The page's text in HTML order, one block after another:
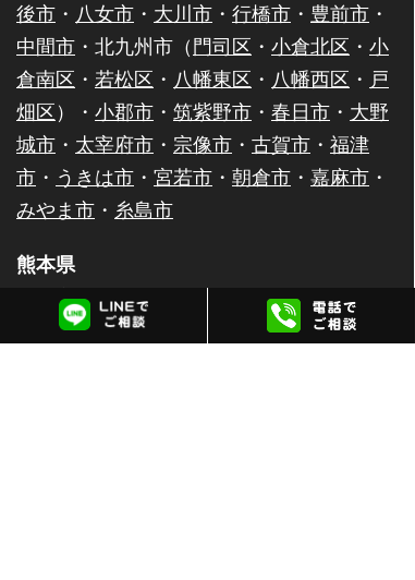
後市 ・ 八女市 ・ 大川市 ・ 行橋市 ・ 豊前市 ・
中間市 ・北九州市（門司区 ・ 小倉北区 ・ 小
倉南区 ・ 若松区 ・ 八幡東区 ・ 八幡西区 ・ 戸
畑区）・ 小郡市 ・ 筑紫野市 ・ 春日市 ・ 大野
城市 ・ 太宰府市 ・ 宗像市 ・ 古賀市 ・ 福津
市 ・ うきは市 ・ 宮若市 ・ 朝倉市 ・ 嘉麻市 ・
みやま市 ・ 糸島市
熊本県
熊本市（ 中央区 南区・西区・北
）・八代市・ 荒尾市・ 水俣市